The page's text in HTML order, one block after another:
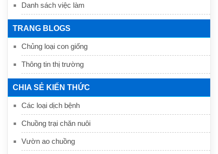
Danh sách việc làm
TRANG BLOGS
Chủng loại con giống
Thông tin thị trường
CHIA SẺ KIẾN THỨC
Các loại dịch bệnh
Chuồng trại chăn nuôi
Vườn ao chuồng